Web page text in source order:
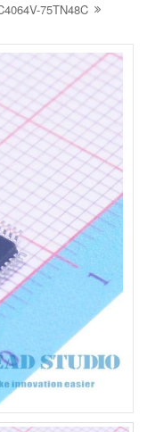
75TN48C